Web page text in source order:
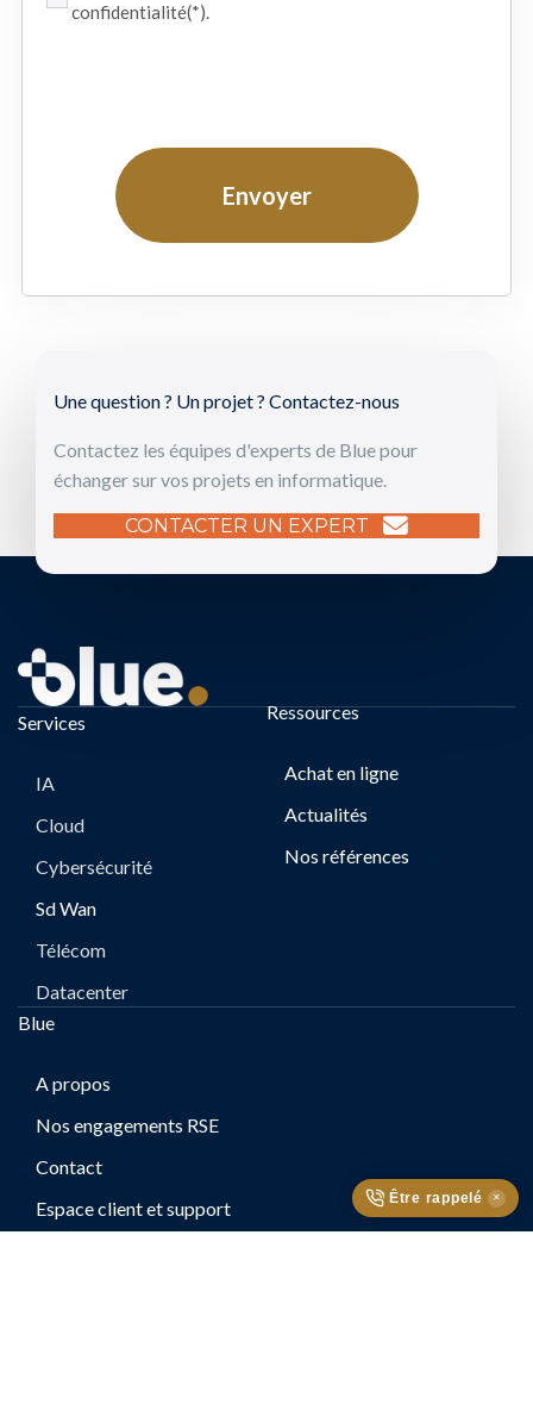
confidentialité(*).
Une question ? Un projet ? Contactez-nous
Contactez les équipes d'experts de Blue pour
échanger sur vos projets en informatique.
CONTACTER UN EXPERT
Être rappelé ✕
Services
IA
Cloud
Cybersécurité
Sd Wan
Télécom
Datacenter
Ressources
Achat en ligne
Actualités
Nos références
Blue
A propos
Nos engagements RSE
Contact
Espace client et support